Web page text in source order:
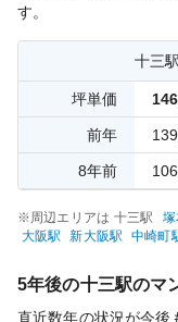
す。
十三
坪単価 146
前年 139
8年前 106
※周辺エリアは 十三駅
大阪駅 新大阪駅 中崎町
5年後の十三駅のマ
直近数年の状況が今後